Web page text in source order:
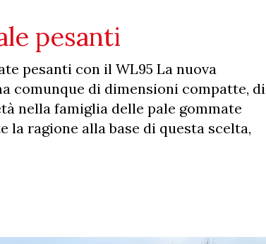
pesanti
pesanti con il WL95 La nuova
comunque di dimensioni compatte, di
nella famiglia delle pale gommate
ragione alla base di questa scelta,